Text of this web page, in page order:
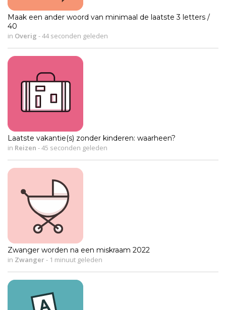
Maak een ander woord van minimaal de laatste 3 letters /
40
in Overig -44 seconden geleden
Laatste vakantie(s) zonder kinderen: waarheen?
in Reizen -45 seconden geleden
Zwanger worden na een miskraam 2022
in Zwanger- 1 minuut geleden